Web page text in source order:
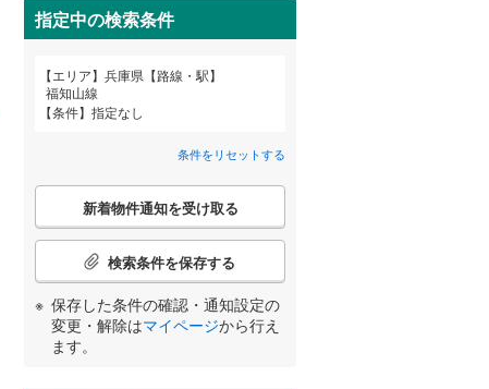
指定中の検索条件
エリア
兵庫県【路線・駅】
福知山線
条件
指定なし
条件をリセットする
こ
検
条
件
新着物件通知を受け取る
検索条件を保存する
保存した条件の確認・通知設定の
変更・解除はマイページから行え
ます。
鹿児島 沖縄
豊岡市(6)
西脇市(12)
高砂市(16)
(0)
朝来市(6)
加東市(10)
多可郡多可町(6)
阪神本線(233)
能勢電鉄妙見線( 157)
神戸電鉄粟生線(
)
神戸新交通ポートアイランド線
北条鉄道(5)
）
3階建て以上（49）
小学校まで1km以内